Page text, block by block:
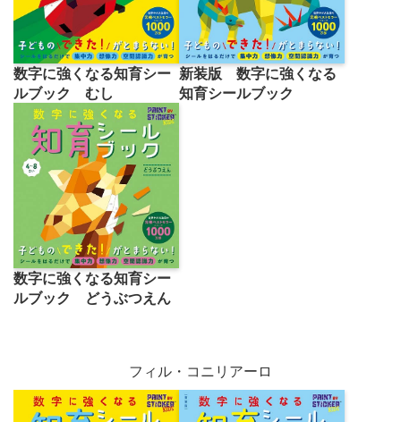
数字に強くなる知育シー
ルブック むし
新装版 数字に強くなる
知育シールブック
数字に強くなる知育シー
ルブック どうぶつえん
フィル・コニリアーロ